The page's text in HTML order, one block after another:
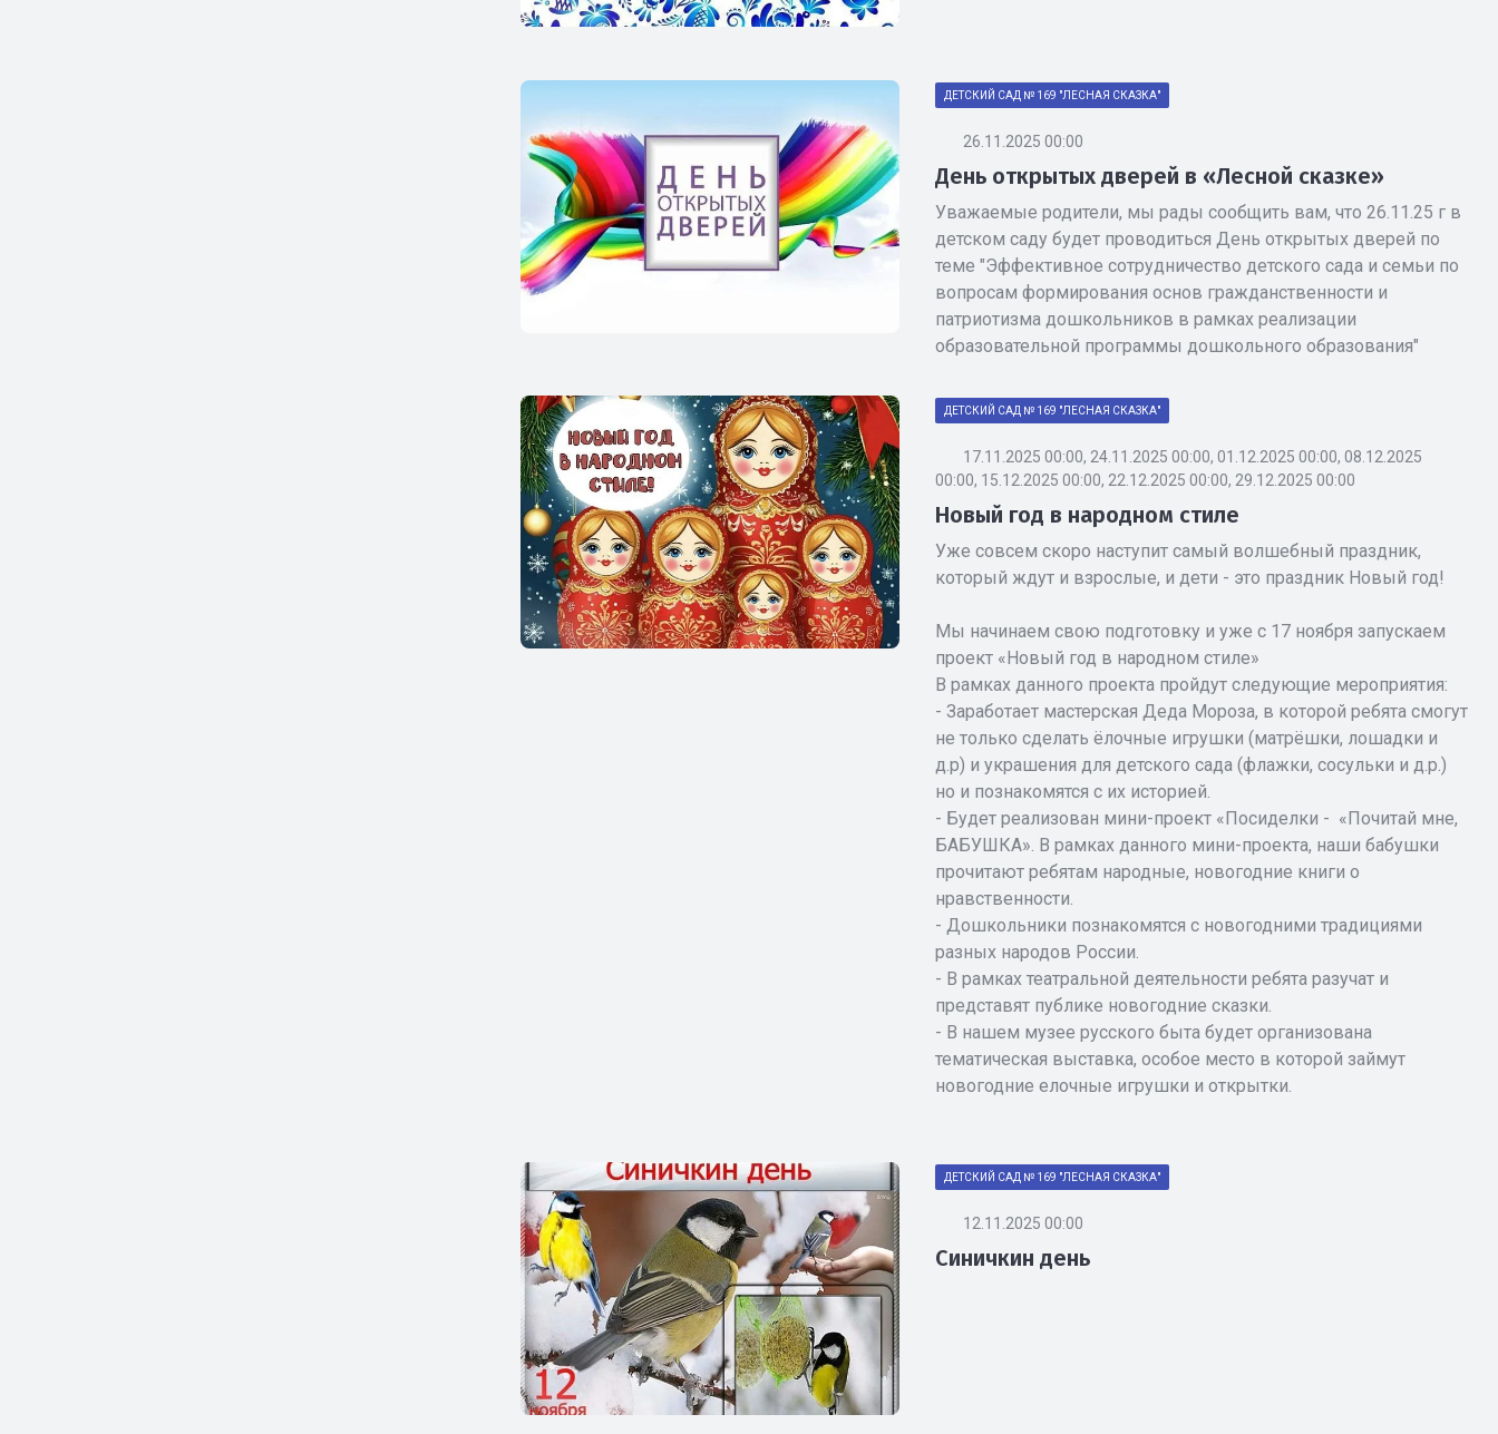
ДЕТСКИЙ САД № 169 "ЛЕСНАЯ СКАЗКА"
26.11.2025 00:00
День открытых дверей в «Лесной сказке»
Уважаемые родители, мы рады сообщить вам, что 26.11.25 г в
детском саду будет проводиться День открытых дверей по
теме "Эффективное сотрудничество детского сада и семьи по
вопросам формирования основ гражданственности и
патриотизма дошкольников в рамках реализации
образовательной программы дошкольного образования"
ДЕТСКИЙ САД № 169 "ЛЕСНАЯ СКАЗКА"
17.11.2025 00:00, 24.11.2025 00:00, 01.12.2025 00:00, 08.12.2025
00:00, 15.12.2025 00:00, 22.12.2025 00:00, 29.12.2025 00:00
Новый год в народном стиле
Уже совсем скоро наступит самый волшебный праздник,
который ждут и взрослые, и дети - это праздник Новый год!
Мы начинаем свою подготовку и уже с 17 ноября запускаем
проект «Новый год в народном стиле»
В рамках данного проекта пройдут следующие мероприятия:
- Заработает мастерская Деда Мороза, в которой ребята смогут
не только сделать ёлочные игрушки (матрёшки, лошадки и
д.р) и украшения для детского сада (флажки, сосульки и д.р.)
но и познакомятся с их историей.
- Будет реализован мини-проект «Посиделки - «Почитай мне,
БАБУШКА». В рамках данного мини-проекта, наши бабушки
прочитают ребятам народные, новогодние книги о
нравственности.
- Дошкольники познакомятся с новогодними традициями
разных народов России.
- В рамках театральной деятельности ребята разучат и
представят публике новогодние сказки.
- В нашем музее русского быта будет организована
тематическая выставка, особое место в которой займут
новогодние елочные игрушки и открытки.
ДЕТСКИЙ САД № 169 "ЛЕСНАЯ СКАЗКА"
12.11.2025 00:00
Синичкин день